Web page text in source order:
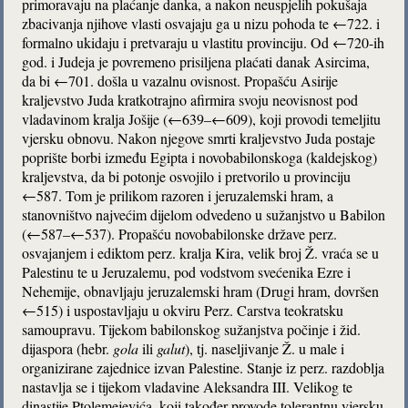
primoravaju na plaćanje danka, a nakon neuspjelih pokušaja
zbacivanja njihove vlasti osvajaju ga u nizu pohoda te ←722. i
formalno ukidaju i pretvaraju u vlastitu provinciju. Od ←720-ih
god. i Judeja je povremeno prisiljena plaćati danak Asircima,
da bi ←701. došla u vazalnu ovisnost. Propašću Asirije
kraljevstvo Juda kratkotrajno afirmira svoju neovisnost pod
vladavinom kralja Jošije (←639–←609), koji provodi temeljitu
vjersku obnovu. Nakon njegove smrti kraljevstvo Juda postaje
poprište borbi između Egipta i novobabilonskoga (kaldejskog)
kraljevstva, da bi potonje osvojilo i pretvorilo u provinciju
←587. Tom je prilikom razoren i jeruzalemski hram, a
stanovništvo najvećim dijelom odvedeno u sužanjstvo u Babilon
(←587–←537). Propašću novobabilonske države perz.
osvajanjem i ediktom perz. kralja Kira, velik broj Ž. vraća se u
Palestinu te u Jeruzalemu, pod vodstvom svećenika Ezre i
Nehemije, obnavljaju jeruzalemski hram (Drugi hram, dovršen
←515) i uspostavljaju u okviru Perz. Carstva teokratsku
samoupravu. Tijekom babilonskog sužanjstva počinje i žid.
dijaspora (hebr. golaili galut), tj. naseljivanje Ž. u male i
organizirane zajednice izvan Palestine. Stanje iz perz. razdoblja
nastavlja se i tijekom vladavine Aleksandra III. Velikog te